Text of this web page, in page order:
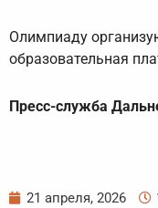
Олимпиаду
образовательная
Пресс-служба
21 апреля, 2026